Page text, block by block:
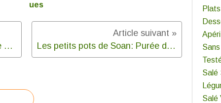
ues
Tartelettes fines basilic, tomate cerise, jambon de parme, roquette et chèvre Les petits pots de Soan: Purée de haricots verts à l'ail et au thym
Salé
Salé